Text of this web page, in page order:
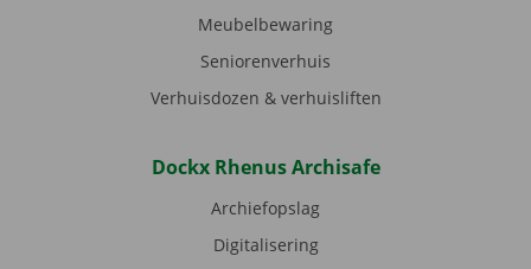
Meubelbewaring
Seniorenverhuis
Verhuisdozen & verhuisliften
Dockx Rhenus Archisafe
Archiefopslag
Digitalisering